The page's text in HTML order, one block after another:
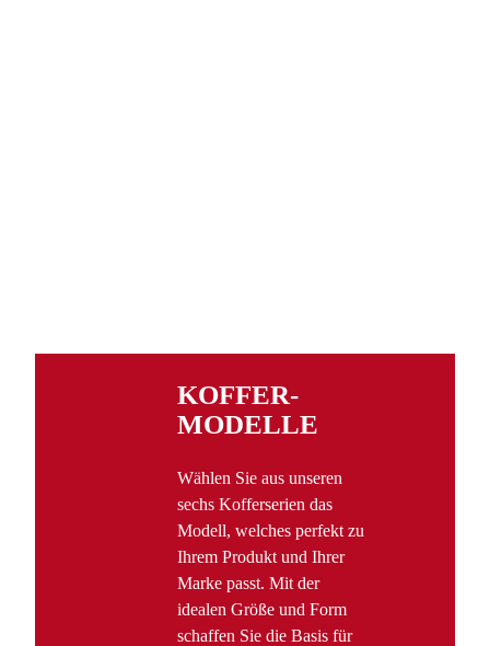
KOFFER­
MODELLE
Wählen Sie aus unseren
sechs Kofferserien das
Modell, welches perfekt zu
Ihrem Produkt und Ihrer
Marke passt. Mit der
idealen Größe und Form
schaffen Sie die Basis für